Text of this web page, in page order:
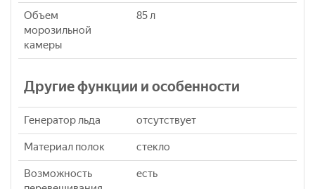
Объем
морозильной
камеры
85 л
Другие функции и особенности
Генератор льда отсутствует
Материал полок стекло
Возможность
есть